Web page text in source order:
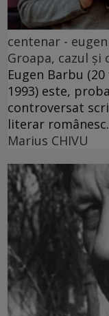
centenar -
Groapa, cazul și
Eugen Barbu
1993) este,
controversat
literar românesc.
Marius CHIVU